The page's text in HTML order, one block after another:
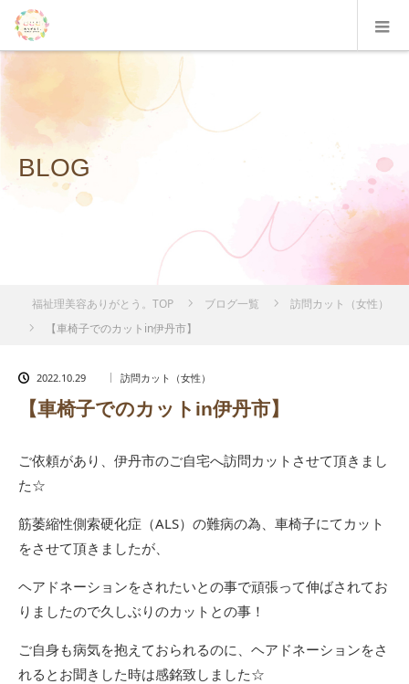
BLOG
福祉理美容ありがとう。TOP ブログ一覧
訪問カット（女性）
【車椅子でのカットin伊丹市】
2022.10.29 訪問カット（女性）
【車椅子でのカットin伊丹市】
ご依頼があり、伊丹市のご自宅へ訪問カットさせて頂きまし
た☆
筋萎縮性側索硬化症（ALS）の難病の為、車椅子にてカット
をさせて頂きましたが、
ヘアドネーションをされたいとの事で頑張って伸ばされてお
りましたので久しぶりのカットとの事！
ご自身も病気を抱えておられるのに、ヘアドネーションをさ
れるとお聞きした時は感銘致しました☆